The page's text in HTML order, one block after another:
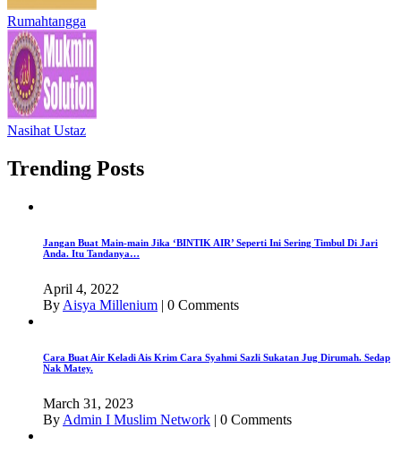
Rumahtangga
Nasihat Ustaz
Trending Posts
Jangan Buat Main-main Jika ‘BINTIK AIR’ Seperti Ini Sering Timbul Di Jari
Anda. Itu Tandanya…
April 4, 2022
By Aisya Millenium | 0 Comments
Cara Buat Air Keladi Ais Krim Cara Syahmi Sazli Sukatan Jug Dirumah. Sedap
Nak Matey.
March 31, 2023
By Admin I Muslim Network | 0 Comments